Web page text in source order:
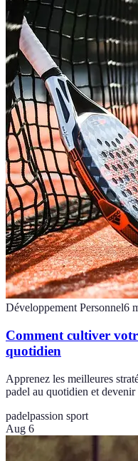
Développement Personnel6
Comment cultiver
quotidien
Apprenez les meilleures
padel au quotidien et
padelpassion sport
Aug 6